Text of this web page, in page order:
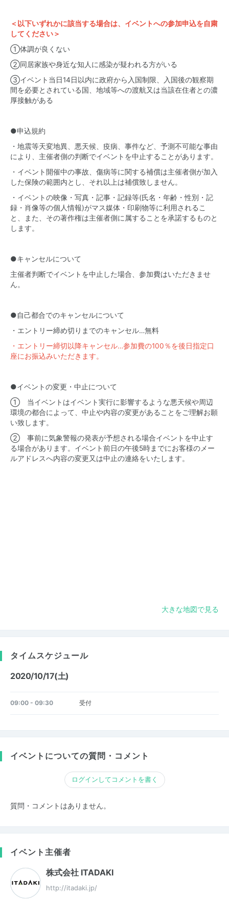
＜以下いずれかに該当する場合は、イベントへの参加申込を自粛
してください＞
①体調が良くない
②同居家族や身近な知人に感染が疑われる方がいる
③イベント当日14日以内に政府から入国制限、入国後の観察期
間を必要とされている国、地域等への渡航又は当該在住者との濃
厚接触がある
●申込規約
・地震等天変地異、悪天候、疫病、事件など、予測不可能な事由
により、主催者側の判断でイベントを中止することがあります。
・イベント開催中の事故、傷病等に関する補償は主催者側が加入
した保険の範囲内とし、それ以上は補償致しません。
・イベントの映像・写真・記事・記録等(氏名・年齢・性別・記
録・肖像等の個人情報)がマス媒体・印刷物等に利用されるこ
と、また、その著作権は主催者側に属することを承諾するものと
します。
●キャンセルについて
主催者判断でイベントを中止した場合、参加費はいただきませ
ん。
●自己都合でのキャンセルについて
・エントリー締め切りまでのキャンセル…無料
・エントリー締切以降キャンセル…参加費の100％を後日指定口
座にお振込みいただきます。
●イベントの変更・中止について
① 当イベントはイベント実行に影響するような悪天候や周辺
環境の都合によって、中止や内容の変更があることをご理解お願
い致します。
② 事前に気象警報の発表が予想される場合イベントを中止す
る場合があります。イベント前日の午後5時までにお客様のメー
ルアドレスへ内容の変更又は中止の連絡をいたします。
大きな地図で見る
タイムスケジュール
2020/10/17(土)
09:00 - 09:30 受付
イベントについての質問・コメント
ログインしてコメントを書く
質問・コメントはありません。
イベント主催者
株式会社 ITADAKI
http://itadaki.jp/